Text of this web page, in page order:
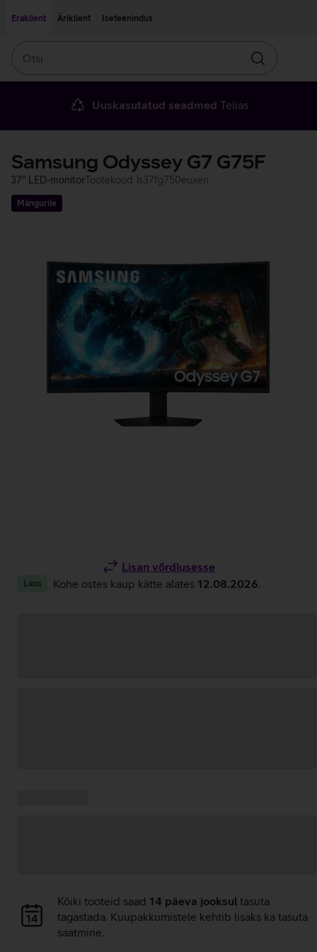
Eraklient
Äriklient Iseteenindus
Otsin
Uuskasutatud seadmed Telias
Samsung Odyssey G7 G75F
37'' LED-monitorTootekood: ls37fg750euxen
Mängurile
Lisan võrdlusesse
Laos Kohe ostes kaup kätte alates 12.08.2026
Andmete
laadimine
Kõiki tooteid saad 14 päeva jooksul tasuta
tagastada. Kuupakkumistele kehtib lisaks ka tasuta
saatmine.